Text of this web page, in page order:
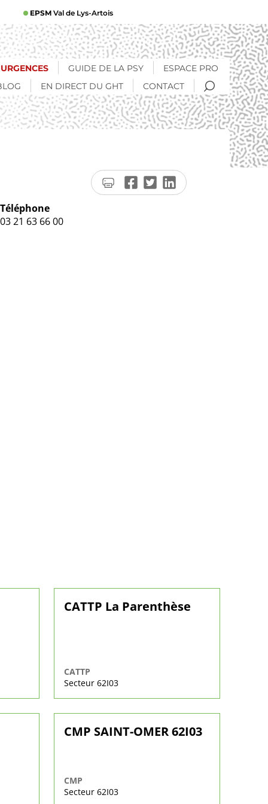
EPSM Val de Lys-Artois
URGENCES GUIDE DE LA PSY
ESPACE PRO
EN DIRECT DU GHT CONTACT RECHERCHE
Téléphone
03 21 63 66 00
Imprimer
la
Partager
sur
Partager
sur
Partager
sur
CATTP La Parenthèse
CATTP
Secteur 62I03
CMP SAINT-OMER 62I03
CMP
Secteur 62I03